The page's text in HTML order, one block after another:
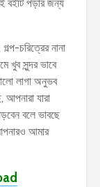
বইটি পড়ার জন্য
চরিত্রের নানা
খুব সুন্দর ভাবে
লাগা অনুভব
যারা
বলে ভাবছে
আমার